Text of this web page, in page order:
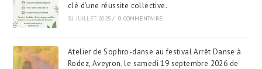
clé d’une réussite collective.
31 JUILLET 2025 / 0 COMMENTAIRE
Atelier de Sophro-danse au festival Arrêt Danse à
Rodez, Aveyron, le samedi 19 septembre 2026 de